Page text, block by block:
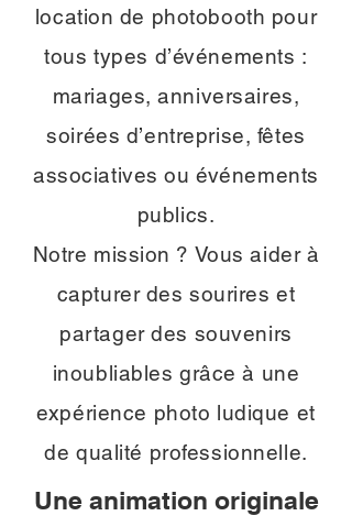
location de photobooth pour
tous types d’événements :
mariages, anniversaires,
soirées d’entreprise, fêtes
associatives ou événements
publics.
Notre mission ? Vous aider à
capturer des sourires et
partager des souvenirs
inoubliables grâce à une
expérience photo ludique et
de qualité professionnelle.
Une animation originale